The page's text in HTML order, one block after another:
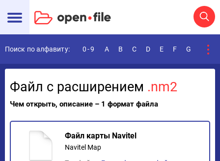
Поиск по алфавиту: 0-9 A B C D E F G
Файл с расширением .nm2
Чем открыть, описание – 1 формат файла
Файл карты Navitel
Navitel Map